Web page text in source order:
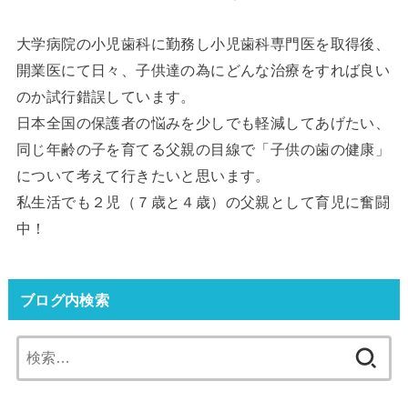
大学病院の小児歯科に勤務し小児歯科専門医を取得後、
開業医にて日々、子供達の為にどんな治療をすれば良い
のか試行錯誤しています。
日本全国の保護者の悩みを少しでも軽減してあげたい、
同じ年齢の子を育てる父親の目線で「子供の歯の健康」
について考えて行きたいと思います。
私生活でも２児（７歳と４歳）の父親として育児に奮闘
中！
ブログ内検索
索: